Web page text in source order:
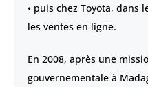
• puis chez Toyota, dans
les ventes en ligne.
En 2008, après une
gouvernementale à